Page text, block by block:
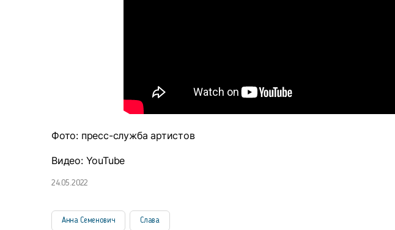
Фото: пресс-служба артистов
Видео: YouTube
24.05.2022
Анна Семенович Слава